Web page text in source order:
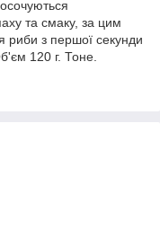
та смаку, за цим
риби з першої секунди
120 г. Тоне.